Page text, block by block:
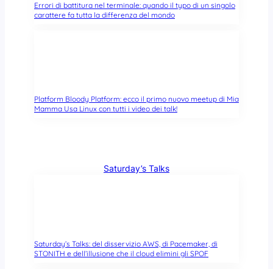
Errori di battitura nel terminale: quando il typo di un singolo
carattere fa tutta la differenza del mondo
Platform Bloody Platform: ecco il primo nuovo meetup di Mia
Mamma Usa Linux con tutti i video dei talk!
Saturday’s Talks
Saturday’s Talks: del disservizio AWS, di Pacemaker, di
STONITH e dell’illusione che il cloud elimini gli SPOF